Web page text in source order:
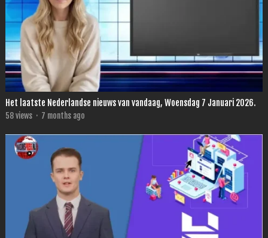
Het laatste Nederlandse nieuws van vandaag, Woensdag 7 Januari 2026.
58views · 7 months ago